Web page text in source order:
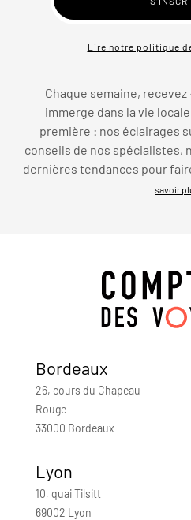
Lire notre politique
Chaque semaine,
immerge dans la vie
première : nos éclairages
conseils de nos spécialistes,
dernières tendances pour
savoir
Bordeaux
26, cours du Chapeau-
Rouge
33000 Bordeaux
Lyon
10, quai Tilsitt
69002 Lyon